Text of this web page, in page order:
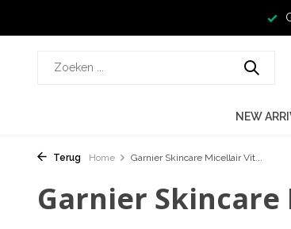
NEW
Terug Home Garnier Skincare Micellair Vit...
Garnier